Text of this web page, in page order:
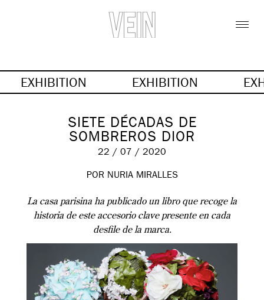
EXHIBITION EXHIBITION
SIETE DÉCADAS DE
SOMBREROS DIOR
22 / 07 / 2020
POR NURIA MIRALLES
La casa parisina ha publicado un libro que recoge la
historia de este accesorio clave presente en cada
desfile de la marca.